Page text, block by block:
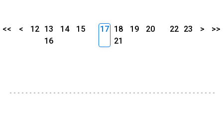
<< < 12 13 14
15
16
17 18 19
20
21
22 23 > >>